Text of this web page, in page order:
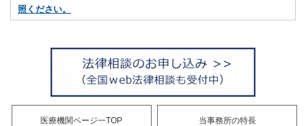
照ください。
医療機関ページ一TOP 当事務所の特長